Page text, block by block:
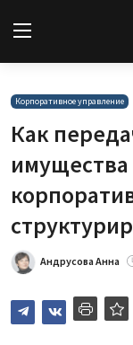
Вход
Статьи
Авторы
База знаний
Корпоративное управление
Как
Андрусова Анна